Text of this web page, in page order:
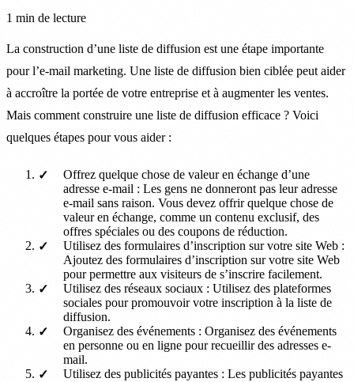
1 min de lecture
La construction d’une liste de diffusion est une étape importante
pour l’e-mail marketing. Une liste de diffusion bien ciblée peut aider
à accroître la portée de votre entreprise et à augmenter les ventes.
Mais comment construire une liste de diffusion efficace ? Voici
quelques étapes pour vous aider :
Offrez quelque chose de valeur en échange d’une
adresse e-mail : Les gens ne donneront pas leur adresse
e-mail sans raison. Vous devez offrir quelque chose de
valeur en échange, comme un contenu exclusif, des
offres spéciales ou des coupons de réduction.
Utilisez des formulaires d’inscription sur votre site Web :
Ajoutez des formulaires d’inscription sur votre site Web
pour permettre aux visiteurs de s’inscrire facilement.
Utilisez des réseaux sociaux : Utilisez des plateformes
sociales pour promouvoir votre inscription à la liste de
diffusion.
Organisez des événements : Organisez des événements
en personne ou en ligne pour recueillir des adresses e-
mail.
Utilisez des publicités payantes : Les publicités payantes